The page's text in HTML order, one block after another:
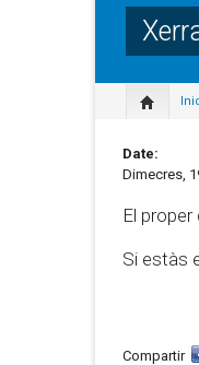
Date:
Dimecres,
El
Si estàs
Compartir